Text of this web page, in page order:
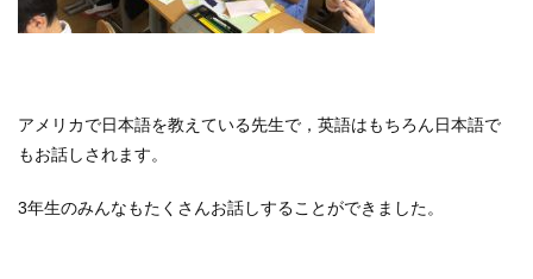
アメリカで日本語を教えている先生で，英語はもちろん日本語で
もお話しされます。
3年生のみんなもたくさんお話しすることができました。